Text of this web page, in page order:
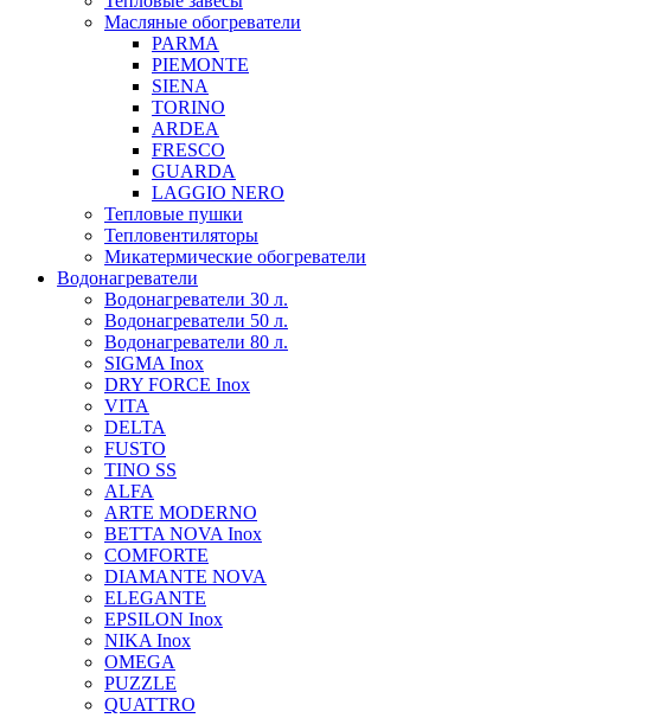
Масляные обогреватели
PARMA
PIEMONTE
SIENA
TORINO
ARDEA
FRESCO
GUARDA
LAGGIO NERO
Тепловые пушки
Тепловентиляторы
Микатермические обогреватели
Водонагреватели
Водонагреватели 30 л.
Водонагреватели 50 л.
Водонагреватели 80 л.
SIGMA Inox
DRY FORCE Inox
VITA
DELTA
FUSTO
TINO SS
ALFA
ARTE MODERNO
BETTA NOVA Inox
COMFORTE
DIAMANTE NOVA
ELEGANTE
EPSILON Inox
NIKA Inox
OMEGA
PUZZLE
QUATTRO